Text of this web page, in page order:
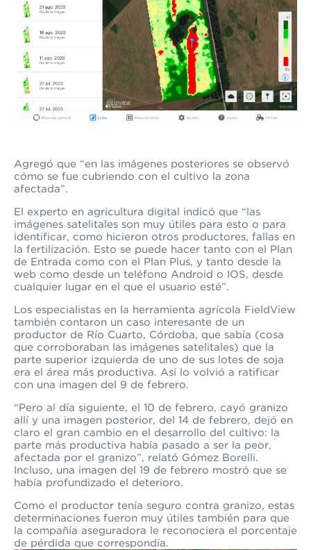
Agregó que “en las imágenes posteriores se observó
cómo se fue cubriendo con el cultivo la zona
afectada”.
El experto en agricultura digital indicó que “las
imágenes satelitales son muy útiles para esto o para
identificar, como hicieron otros productores, fallas en
la fertilización. Esto se puede hacer tanto con el Plan
de Entrada como con el Plan Plus, y tanto desde la
web como desde un teléfono Android o IOS, desde
cualquier lugar en el que el usuario esté”.
Los especialistas en la herramienta agrícola FieldView
también contaron un caso interesante de un
productor de Río Cuarto, Córdoba, que sabía (cosa
que corroboraban las imágenes satelitales) que la
parte superior izquierda de uno de sus lotes de soja
era el área más productiva. Así lo volvió a ratificar
con una imagen del 9 de febrero.
“Pero al día siguiente, el 10 de febrero, cayó granizo
allí y una imagen posterior, del 14 de febrero, dejó en
claro el gran cambio en el desarrollo del cultivo: la
parte más productiva había pasado a ser la peor,
afectada por el granizo”, relató Gómez Borelli.
Incluso, una imagen del 19 de febrero mostró que se
había profundizado el deterioro.
Como el productor tenía seguro contra granizo, estas
determinaciones fueron muy útiles también para que
la compañía aseguradora le reconociera el porcentaje
de pérdida que correspondía.